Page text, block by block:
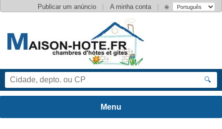
Publicar um anúncio | A minha conta | 🌐
🔍